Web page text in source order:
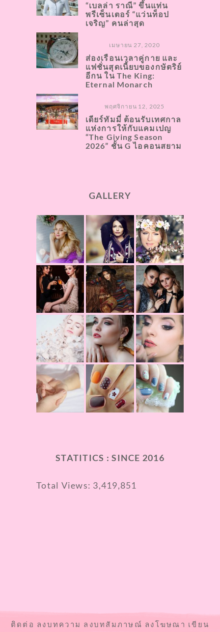
“เบลล่า ราณี” ขึ้นแท่น
พรีเซ็นเตอร์ “แว่นท็อป
เจริญ” คนล่าสุด
เมษายน 27, 2020
ส่องเรือนเวลาคู่กาย และ
แฟชั่นสุดเนี้ยบของกษัตริย์
อีกน ใน The King:
Eternal Monarch
พฤศจิกายน 12, 2025
เดียร์ทัมมี่ ต้อนรับเทศกาล
แห่งการให้กับแคมเปญ
“The Giving Season
2026” ชั้น G ไอคอนสยาม
GALLERY
STATITICS : SINCE 2016
Total Views: 3,419,851
ติดต่อ ลงบทความ ลงบทสัมภาษณ์ ลงโฆษณา เขียน